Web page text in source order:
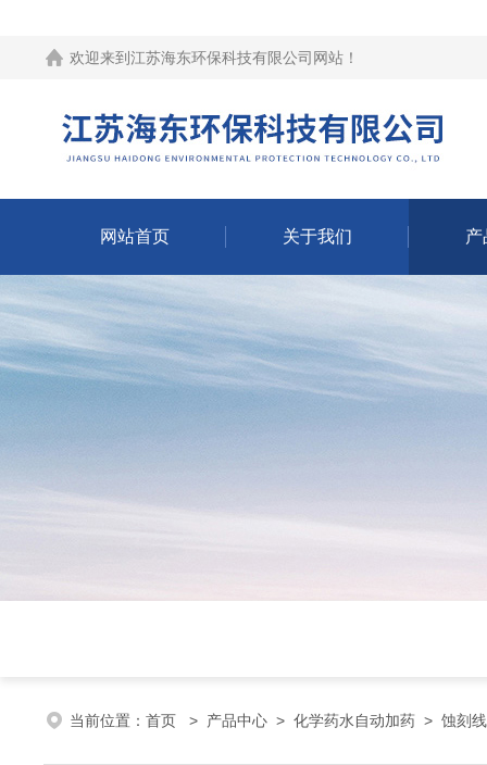
欢迎来到江苏海东环保科技有限公司网站！
网站首页 关于我们 产
当前位置： 首页 > 产品中心 > 化学药水自动加药 > 蚀刻